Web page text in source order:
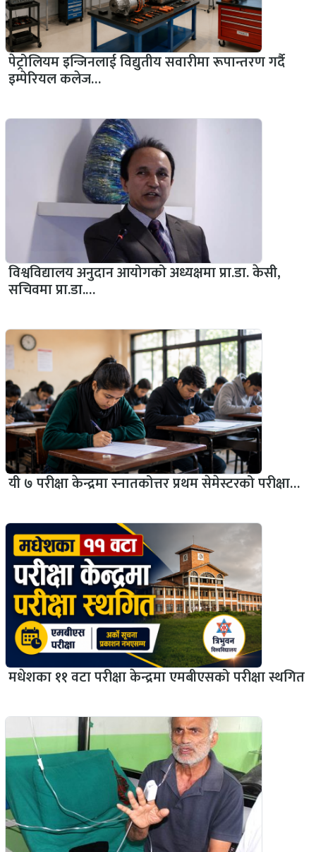
पेट्रोलियम इन्जिनलाई विद्युतीय सवारीमा रूपान्तरण गर्दै
इम्पेरियल कलेज…
विश्वविद्यालय अनुदान आयोगको अध्यक्षमा प्रा.डा. केसी,
सचिवमा प्रा.डा.…
यी ७ परीक्षा केन्द्रमा स्नातकोत्तर प्रथम सेमेस्टरको परीक्षा…
मधेशका ११ वटा परीक्षा केन्द्रमा एमबीएसको परीक्षा स्थगित